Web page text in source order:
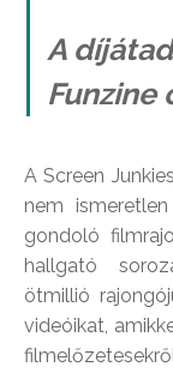
A
Funzine
A Screen
nem
gondoló
hallgató
ötmillió
videóikat,